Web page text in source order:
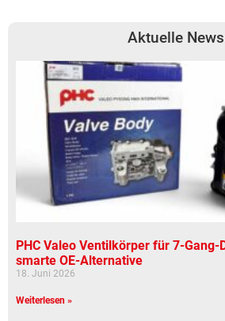
Aktuelle
PHC Valeo Ventilkörper für 7-Gang-
smarte OE-Alternative
18. Juni 2026
Weiterlesen »